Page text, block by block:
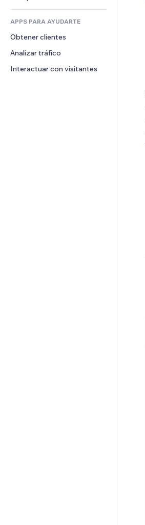
APPS PARA AYUDARTE
Obtener clientes
Analizar tráfico
Interactuar con visitantes